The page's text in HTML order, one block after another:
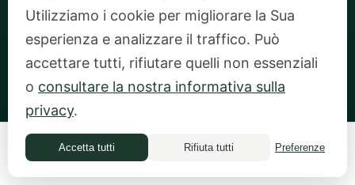
ilana@mindfulmoneycoaching.com
Zurich, Svizzera
Money Quiz
Utilizziamo i cookie per migliorare la Sua
esperienza e analizzare il traffico. Può
accettare tutti, rifiutare quelli non essenziali
o consultare la nostra informativa sulla
privacy.
Accetta tutti Rifiuta tutti Preferenze